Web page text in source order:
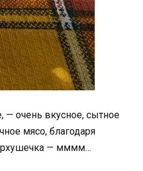
— очень вкусное, сытное
мясо, благодаря
— мммм…